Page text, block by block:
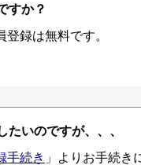
すか？
登録は無料です。
たいのですが、、、
手続き 」よりお手続き